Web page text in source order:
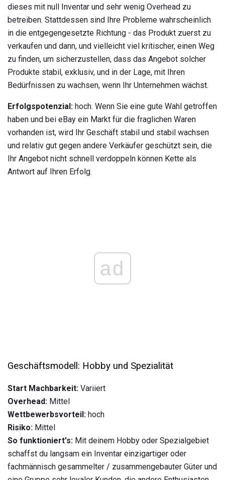
dieses mit null Inventar und sehr wenig Overhead zu
betreiben. Stattdessen sind Ihre Probleme wahrscheinlich
in die entgegengesetzte Richtung - das Produkt zuerst zu
verkaufen und dann, und vielleicht viel kritischer, einen Weg
zu finden, um sicherzustellen, dass das Angebot solcher
Produkte stabil, exklusiv, und in der Lage, mit Ihren
Bedürfnissen zu wachsen, wenn Ihr Unternehmen wächst.
Erfolgspotenzial: hoch. Wenn Sie eine gute Wahl getroffen
haben und bei eBay ein Markt für die fraglichen Waren
vorhanden ist, wird Ihr Geschäft stabil und stabil wachsen
und relativ gut gegen andere Verkäufer geschützt sein, die
Ihr Angebot nicht schnell verdoppeln können Kette als
Antwort auf Ihren Erfolg.
ad
Geschäftsmodell: Hobby und Spezialität
Start Machbarkeit: Variiert
Overhead: Mittel
Wettbewerbsvorteil: hoch
Risiko: Mittel
So funktioniert's: Mit deinem Hobby oder Spezialgebiet
schaffst du langsam ein Inventar einzigartiger oder
fachmännisch gesammelter / zusammengebauter Güter und